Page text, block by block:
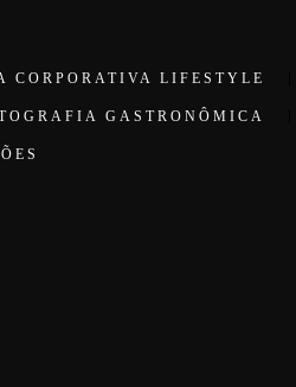
CORPORATIVA LIFESTYLE
GASTRONÔMICA